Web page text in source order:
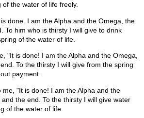
the water of life freely.
done. I am the Alpha and the Omega, the
To him who is thirsty I will give to drink
of the water of life.
"It is done! I am the Alpha and the Omega,
To the thirsty I will give from the spring
payment.
me, "It is done! I am the Alpha and the
the end. To the thirsty I will give water
of the water of life.